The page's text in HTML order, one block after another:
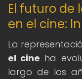
El futuro de
en el cine:
La
el cine ha
largo de los